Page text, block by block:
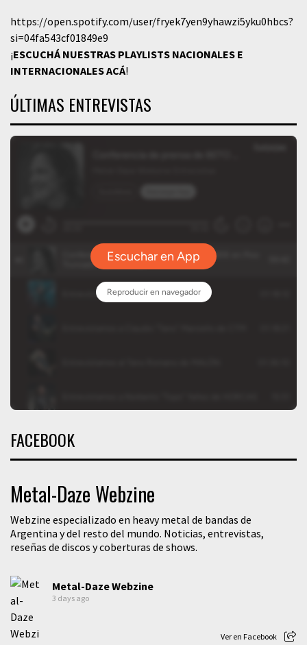
https://open.spotify.com/user/fryek7yen9yhawzi5yku0hbcs?
si=04fa543cf01849e9
¡ESCUCHÁ NUESTRAS PLAYLISTS NACIONALES E
INTERNACIONALESACÁ!
ÚLTIMAS ENTREVISTAS
FACEBOOK
Metal-Daze Webzine
Webzine especializado en heavy metal de bandas de
Argentina y del resto del mundo. Noticias, entrevistas,
reseñas de discos y coberturas de shows.
Metal-Daze Webzine
3 days ago
Ver en Facebook